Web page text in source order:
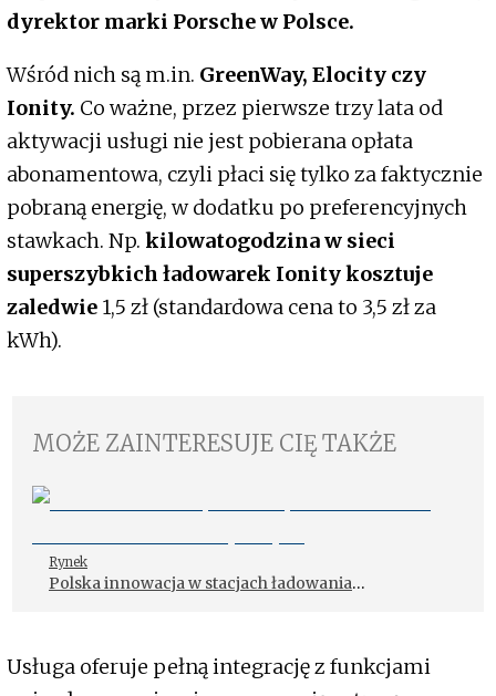
dyrektor marki Porsche w Polsce.
Wśród nich są m.in. GreenWay, Elocity czy
Ionity. Co ważne, przez pierwsze trzy lata od
aktywacji usługi nie jest pobierana opłata
abonamentowa, czyli płaci się tylko za faktycznie
pobraną energię, w dodatku po preferencyjnych
stawkach. Np. kilowatogodzina w sieci
superszybkich ładowarek Ionity kosztuje
zaledwie 1,5 zł (standardowa cena to 3,5 zł za
kWh).
MOŻE ZAINTERESUJE CIĘ TAKŻE
Rynek
Polska innowacja w stacjach ładowania
Usługa oferuje pełną integrację z funkcjami